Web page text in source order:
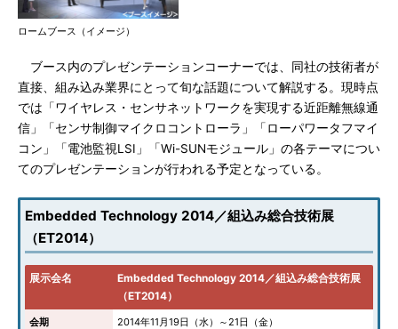
ロームブース（イメージ）
ブース内のプレゼンテーションコーナーでは、同社の技術者が
直接、組み込み業界にとって旬な話題について解説する。現時点
では「ワイヤレス・センサネットワークを実現する近距離無線通
信」「センサ制御マイクロコントローラ」「ローパワータフマイ
コン」「電池監視LSI」「Wi-SUNモジュール」の各テーマについ
てのプレゼンテーションが行われる予定となっている。
Embedded Technology 2014／組込み総合技術展
（ET2014）
展示会名
Embedded Technology 2014／組込み総合技術展
（ET2014）
会期
2014年11月19日（水）～21日（金）